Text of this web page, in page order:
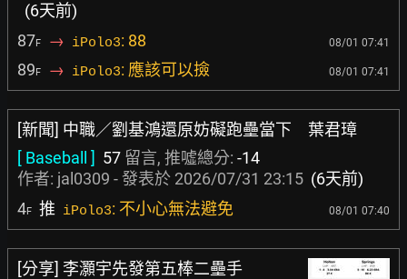
(6天前)
87F → iPolo3: 88 08/01 07:41
89F → iPolo3: 應該可以撿 08/01 07:41
[新聞] 中職／劉基鴻還原妨礙跑壘當下 葉君璋
[ Baseball ] 57 留言, 推噓總分: -14
作者: jal0309 - 發表於 2026/07/31 23:15 (6天前)
4F 推 iPolo3: 不小心無法避免 08/01 07:40
[分享] 李灝宇先發第五棒二壘手